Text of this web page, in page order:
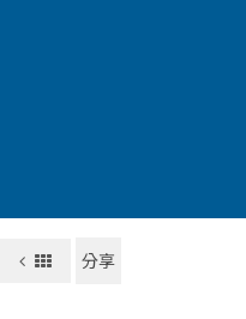
分享